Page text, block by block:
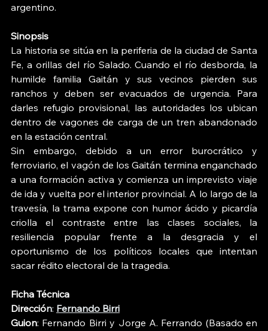
argentino.
Sinopsis
La historia se sitúa en la periferia de la ciudad de Santa
Fe, a orillas del río Salado. Cuando el río desborda, la
humilde familia Gaitán y sus vecinos pierden sus
ranchos y deben ser evacuados de urgencia. Para
darles refugio provisional, las autoridades los ubican
dentro de vagones de carga de un tren abandonado
en la estación central.
Sin embargo, debido a un error burocrático y
ferroviario, el vagón de los Gaitán termina enganchado
a una formación activa y comienza un imprevisto viaje
de ida y vuelta por el interior provincial. A lo largo de la
travesía, la trama expone con humor ácido y picardía
criolla el contraste entre las clases sociales, la
resiliencia popular frente a la desgracia y el
oportunismo de los políticos locales que intentan
sacar rédito electoral de la tragedia.
Ficha Técnica
Dirección: Fernando Birri
Guion: Fernando Birri y Jorge A. Ferrando (Basado en